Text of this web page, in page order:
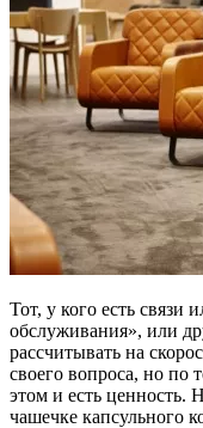
Тот, у кого есть связи
обслуживания», или
рассчитывать на
своего вопроса, но по
этом и есть ценность.
чашечке капсульного